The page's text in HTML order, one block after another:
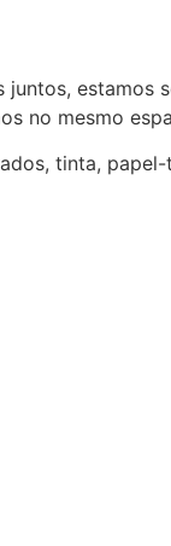
estamos
no mesmo
tinta,